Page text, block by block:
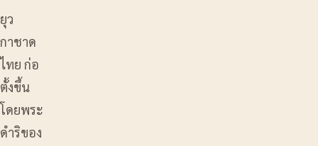
ยุว
กาชาด
ไทย ก่อ
ตั้งขึ้น
โดยพระ
ดำริของ